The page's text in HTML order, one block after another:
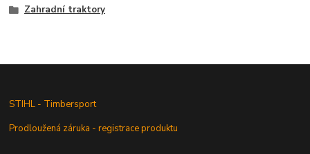
Zahradní traktory
STIHL - Timbersport
Prodloužená záruka - registrace produktu